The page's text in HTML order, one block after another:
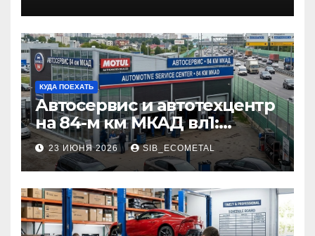
КУДА ПОЕХАТЬ
Автосервис и автотехцентр
на 84-м км МКАД вл1:
описание услуг и режим
работы
23 ИЮНЯ 2026 SIB_ECOMETAL